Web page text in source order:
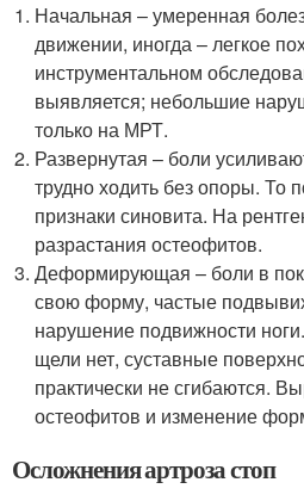
Начальная – умеренная
движении, иногда – легкое
инструментальном
выявляется; небольшие
только на МРТ.
Развернутая – боли
трудно ходить без опоры. То
признаки синовита. На
разрастания остеофитов.
Деформирующая – боли в
свою форму, частые
нарушение подвижности
щели нет, суставные
практически не сгибаются.
остеофитов и изменение
Осложнения артроза стоп